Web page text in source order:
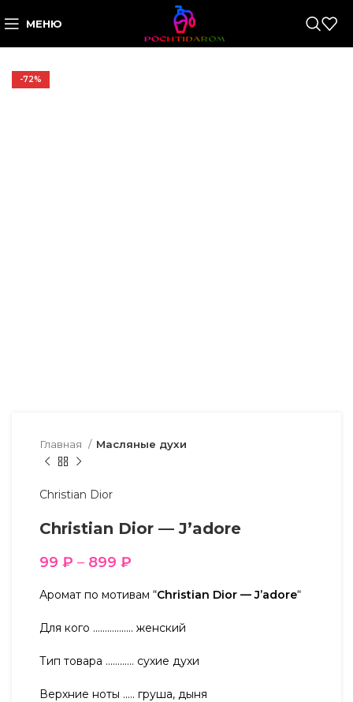
МЕНЮ
-72%
Главная Масляные духи
Christian Dior
Christian Dior — J’adore
99 ₽ – 899 ₽
Аромат по мотивам “Christian Dior — J’adore“
Для кого …………….. женский
Тип товара ………… сухие духи
Верхние ноты ….. груша, дыня